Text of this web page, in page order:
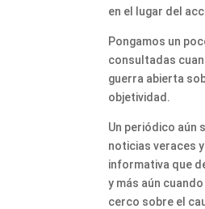
en el lugar del
Pongamos un
consultadas
guerra abierta
objetividad.
Un periódico aún
noticias veraces
informativa que
y más aún
cerco sobre el